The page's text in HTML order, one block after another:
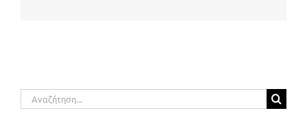
Αναζήτηση
για: